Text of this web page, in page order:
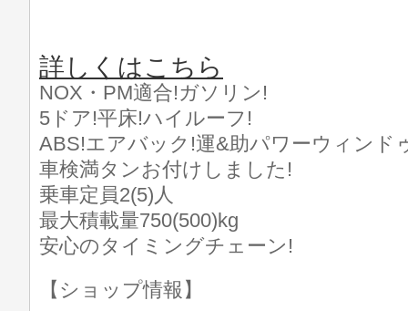
詳しくはこちら
NOX・PM適合!ガソリン!
5ドア!平床!ハイルーフ!
ABS!エアバック!運&助パワーウィンド
車検満タンお付けしました!
乗車定員2(5)人
最大積載量750(500)kg
安心のタイミングチェーン!
【ショップ情報】